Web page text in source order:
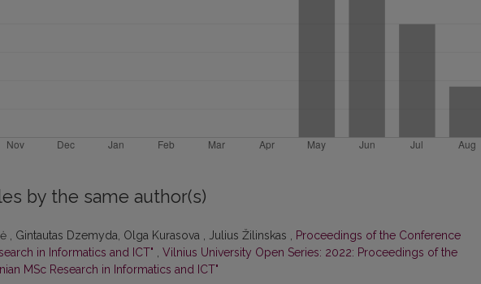
by the same author(s)
, Gintautas Dzemyda, Olga Kurasova , Julius Žilinskas , Proceedings of the Conference
in Informatics and ICT" , Vilnius University Open Series: 2022: Proceedings of the
MSc Research in Informatics and ICT"